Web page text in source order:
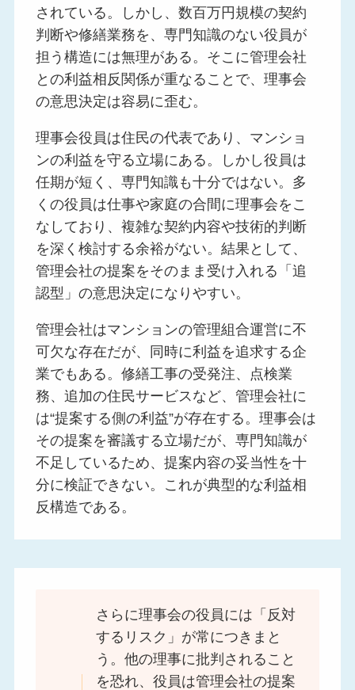
されている。しかし、数百万円規模の契約
判断や修繕業務を、専門知識のない役員が
担う構造には無理がある。そこに管理会社
との利益相反関係が重なることで、理事会
の意思決定は容易に歪む。
理事会役員は住民の代表であり、マンショ
ンの利益を守る立場にある。しかし役員は
任期が短く、専門知識も十分ではない。多
くの役員は仕事や家庭の合間に理事会をこ
なしており、複雑な契約内容や技術的判断
を深く検討する余裕がない。結果として、
管理会社の提案をそのまま受け入れる「追
認型」の意思決定になりやすい。
管理会社はマンションの管理組合運営に不
可欠な存在だが、同時に利益を追求する企
業でもある。修繕工事の受発注、点検業
務、追加の住民サービスなど、管理会社に
は“提案する側の利益”が存在する。理事会は
その提案を審議する立場だが、専門知識が
不足しているため、提案内容の妥当性を十
分に検証できない。これが典型的な利益相
反構造である。
さらに理事会の役員には「反対
するリスク」が常につきまと
う。他の理事に批判されること
を恐れ、役員は管理会社の提案